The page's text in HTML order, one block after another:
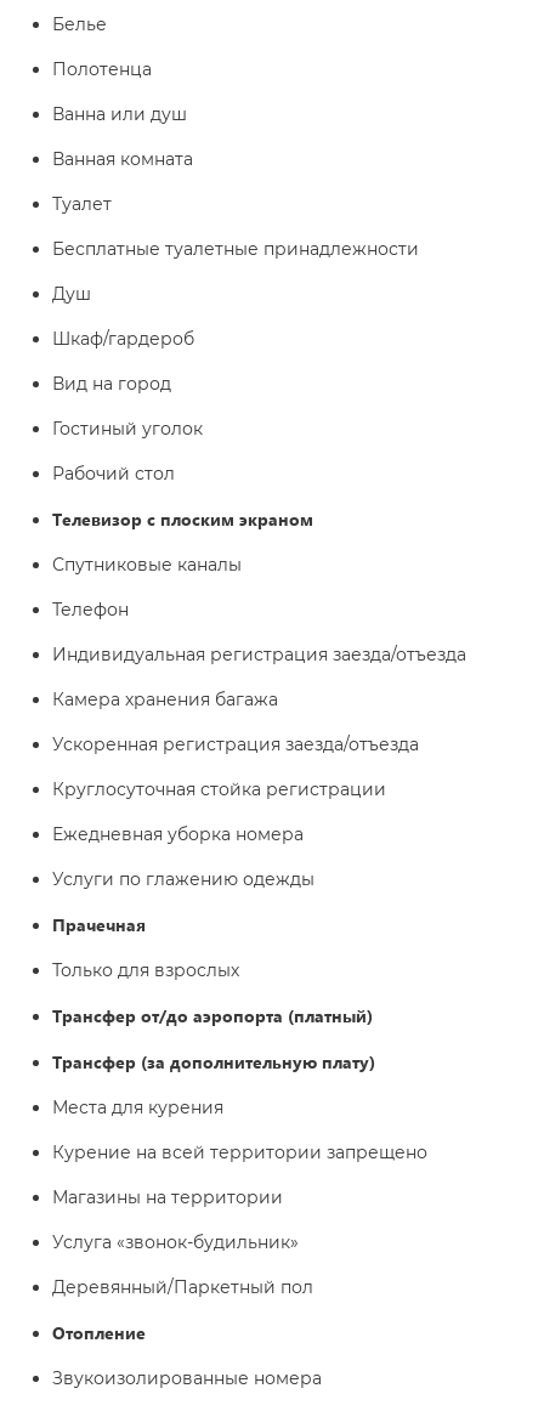
Белье
Полотенца
Ванна или душ
Ванная комната
Туалет
Бесплатные туалетные принадлежности
Душ
Шкаф/гардероб
Вид на город
Гостиный уголок
Рабочий стол
Телевизор с плоским экраном
Спутниковые каналы
Телефон
Индивидуальная регистрация заезда/отъезда
Камера хранения багажа
Ускоренная регистрация заезда/отъезда
Круглосуточная стойка регистрации
Ежедневная уборка номера
Услуги по глажению одежды
Прачечная
Только для взрослых
Трансфер от/до аэропорта (платный)
Трансфер (за дополнительную плату)
Места для курения
Курение на всей территории запрещено
Магазины на территории
Услуга «звонок-будильник»
Деревянный/Паркетный пол
Отопление
Звукоизолированные номера